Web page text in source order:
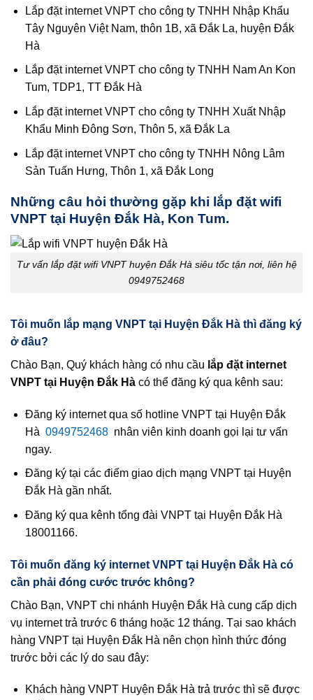
Lắp đặt internet VNPT cho công ty TNHH Nhập Khẩu
Tây Nguyên Việt Nam, thôn 1B, xã Đắk La, huyện Đắk
Hà
Lắp đặt internet VNPT cho công ty TNHH Nam An Kon
Tum, TDP1, TT Đắk Hà
Lắp đặt internet VNPT cho công ty TNHH Xuất Nhập
Khẩu Minh Đông Sơn, Thôn 5, xã Đắk La
Lắp đặt internet VNPT cho công ty TNHH Nông Lâm
Sản Tuấn Hưng, Thôn 1, xã Đắk Long
Những câu hỏi thường gặp khi lắp đặt wifi
VNPT tại Huyện Đắk Hà, Kon Tum.
Tư vấn lắp đặt wifi VNPT huyện Đắk Hà siêu tốc tận nơi, liên hệ
0949752468
Tôi muốn lắp mạng VNPT tại Huyện Đắk Hà thì đăng ký
ở đâu?
Chào Bạn, Quý khách hàng có nhu cầu lắp đặt internet
VNPT tại Huyện Đắk Hà có thể đăng ký qua kênh sau:
Đăng ký internet qua số hotline VNPT tại Huyện Đắk
Hà 0949752468 nhân viên kinh doanh gọi lại tư vấn
ngay.
Đăng ký tại các điểm giao dịch mạng VNPT tại Huyện
Đắk Hà gần nhất.
Đăng ký qua kênh tổng đài VNPT tại Huyện Đắk Hà
18001166.
Tôi muốn đăng ký internet VNPT tại Huyện Đắk Hà có
cần phải đóng cước trước không?
Chào Bạn, VNPT chi nhánh Huyện Đắk Hà cung cấp dịch
vụ internet trả trước 6 tháng hoặc 12 tháng. Tại sao khách
hàng VNPT tại Huyện Đắk Hà nên chọn hình thức đóng
trước bởi các lý do sau đây:
Khách hàng VNPT Huyện Đắk Hà trả trước thì sẽ được